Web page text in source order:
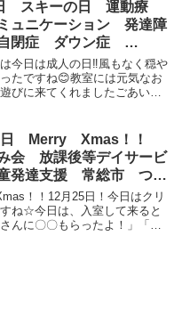
ましょう...
スキーの日 運動療
ュニケーション 発達障
閉症 ダウン症
ASD 児童発達支援
デイサービス 常総市
らい市 坂東市 守谷市
今日は成人の日‼風もなく穏や
たですね😊教室には元気なお
びに来てくれましたごあいさ
は『 スキーの日 』スキー場
ービル...
日 Merry Xmas！！
会 放課後等デイサービ
発達支援 常総市 つく
市 坂東市
！！12月25日！今日はクリ
ね☆今日は、入室して来ると
さんに〇〇もらったよ！」「ケ